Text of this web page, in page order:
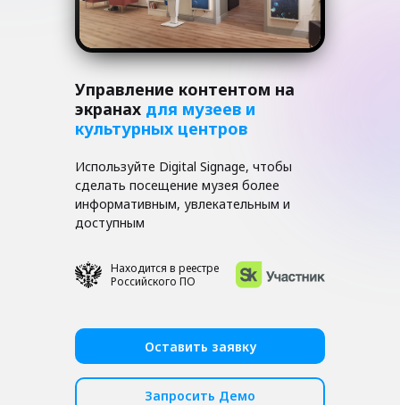
Управление контентом на
экранах для музеев и
культурных центров
Используйте Digital Signage, чтобы
сделать посещение музея более
информативным, увлекательным и
доступным
Запросить Демо
Оставить заявку
Находится в реестре
Российского ПО